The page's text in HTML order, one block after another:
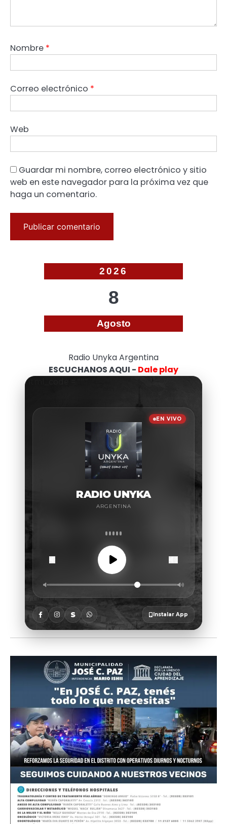
Nombre *
Correo electrónico *
Web
Guardar mi nombre, correo electrónico y sitio
web en este navegador para la próxima vez que
haga un comentario.
2026
8
Agosto
Radio Unyka Argentina
ESCUCHANOS AQUI - Dale play